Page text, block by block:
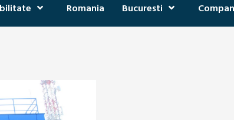
Romania Bucuresti